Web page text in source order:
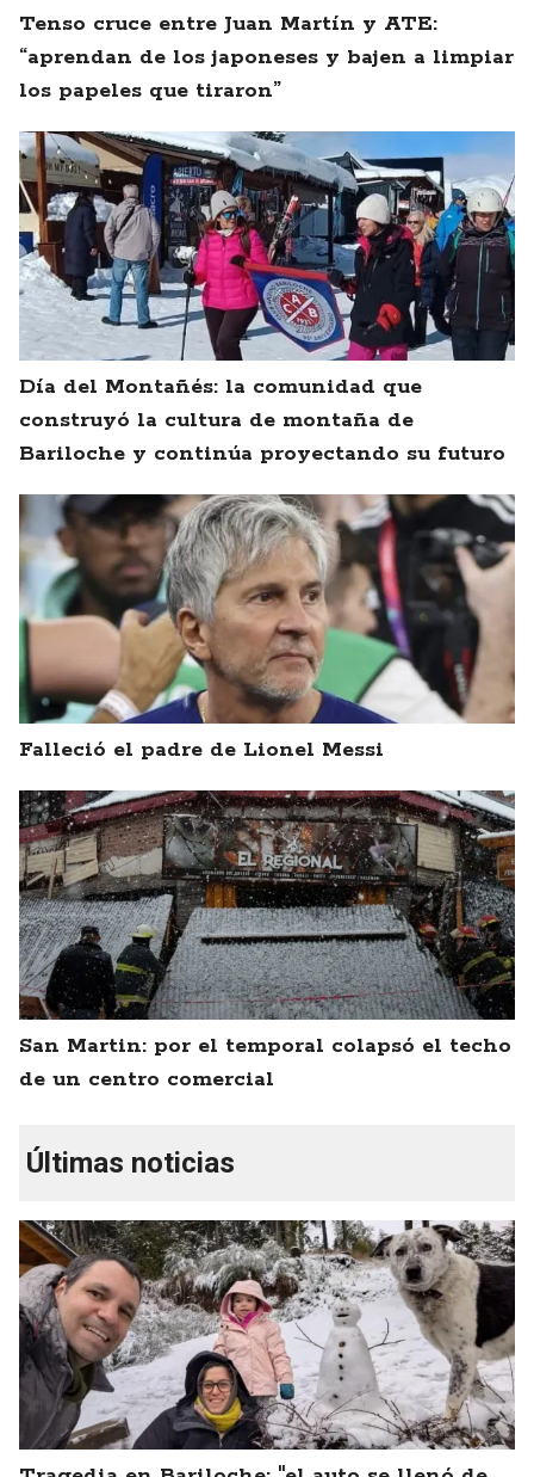
Tenso cruce entre Juan Martín y ATE:
“aprendan de los japoneses y bajen a limpiar
los papeles que tiraron”
Día del Montañés: la comunidad que
construyó la cultura de montaña de
Bariloche y continúa proyectando su futuro
Falleció el padre de Lionel Messi
San Martin: por el temporal colapsó el techo
de un centro comercial
Últimas noticias